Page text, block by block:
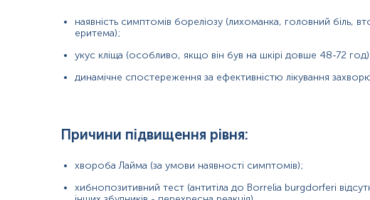
Серологічний маркер для виявлення гострого інфікування збудниками
після попередньо отриманого негативного/сумнівного результату ІФА
Загальна характеристика
наявність симптомів бореліозу (лихоманка, головний біль,
еритема);
укус кліща (особливо, якщо він був на шкірі довше 48-72
динамічне спостереження за ефективністю лікування
Причини підвищення рівня:
хвороба Лайма (за умови наявності симптомів);
хибнопозитивний тест (антитіла до Borrelia burgdorferi